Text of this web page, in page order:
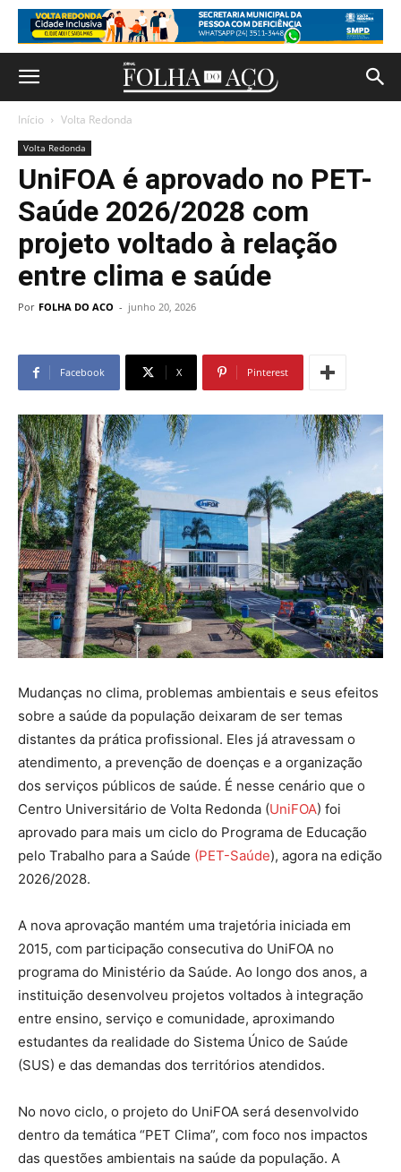
Início Volta Redonda
Volta Redonda
UniFOA é aprovado no PET-
Saúde 2026/2028 com
projeto voltado à relação
entre clima e saúde
Por FOLHA DO ACO - junho 20, 2026
Facebook X Pinterest
Mudanças no clima, problemas ambientais e seus efeitos
sobre a saúde da população deixaram de ser temas
distantes da prática profissional. Eles já atravessam o
atendimento, a prevenção de doenças e a organização
dos serviços públicos de saúde. É nesse cenário que o
Centro Universitário de Volta Redonda (UniFOA) foi
aprovado para mais um ciclo do Programa de Educação
pelo Trabalho para a Saúde (PET-Saúde), agora na edição
2026/2028.
A nova aprovação mantém uma trajetória iniciada em
2015, com participação consecutiva do UniFOA no
programa do Ministério da Saúde. Ao longo dos anos, a
instituição desenvolveu projetos voltados à integração
entre ensino, serviço e comunidade, aproximando
estudantes da realidade do Sistema Único de Saúde
(SUS) e das demandas dos territórios atendidos.
No novo ciclo, o projeto do UniFOA será desenvolvido
dentro da temática “PET Clima”, com foco nos impactos
das questões ambientais na saúde da população. A